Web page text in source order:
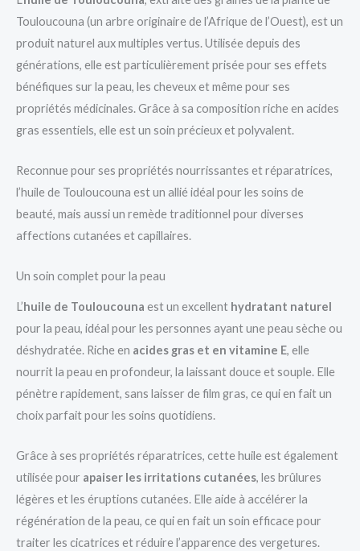
Touloucouna (un arbre originaire de l’Afrique de l’Ouest), est un
produit naturel aux multiples vertus. Utilisée depuis des
générations, elle est particulièrement prisée pour ses effets
bénéfiques sur la peau, les cheveux et même pour ses
propriétés médicinales. Grâce à sa composition riche en acides
gras essentiels, elle est un soin précieux et polyvalent.
Reconnue pour ses propriétés nourrissantes et réparatrices,
l’huile de Touloucouna est un allié idéal pour les soins de
beauté, mais aussi un remède traditionnel pour diverses
affections cutanées et capillaires.
Un soin complet pour la peau
L’huile de Touloucouna est un excellent hydratant naturel
pour la peau, idéal pour les personnes ayant une peau sèche ou
déshydratée. Riche en acides gras et en vitamine E, elle
nourrit la peau en profondeur, la laissant douce et souple. Elle
pénètre rapidement, sans laisser de film gras, ce qui en fait un
choix parfait pour les soins quotidiens.
Grâce à ses propriétés réparatrices, cette huile est également
utilisée pour apaiser les irritations cutanées, les brûlures
légères et les éruptions cutanées. Elle aide à accélérer la
régénération de la peau, ce qui en fait un soin efficace pour
traiter les cicatrices et réduire l’apparence des vergetures.